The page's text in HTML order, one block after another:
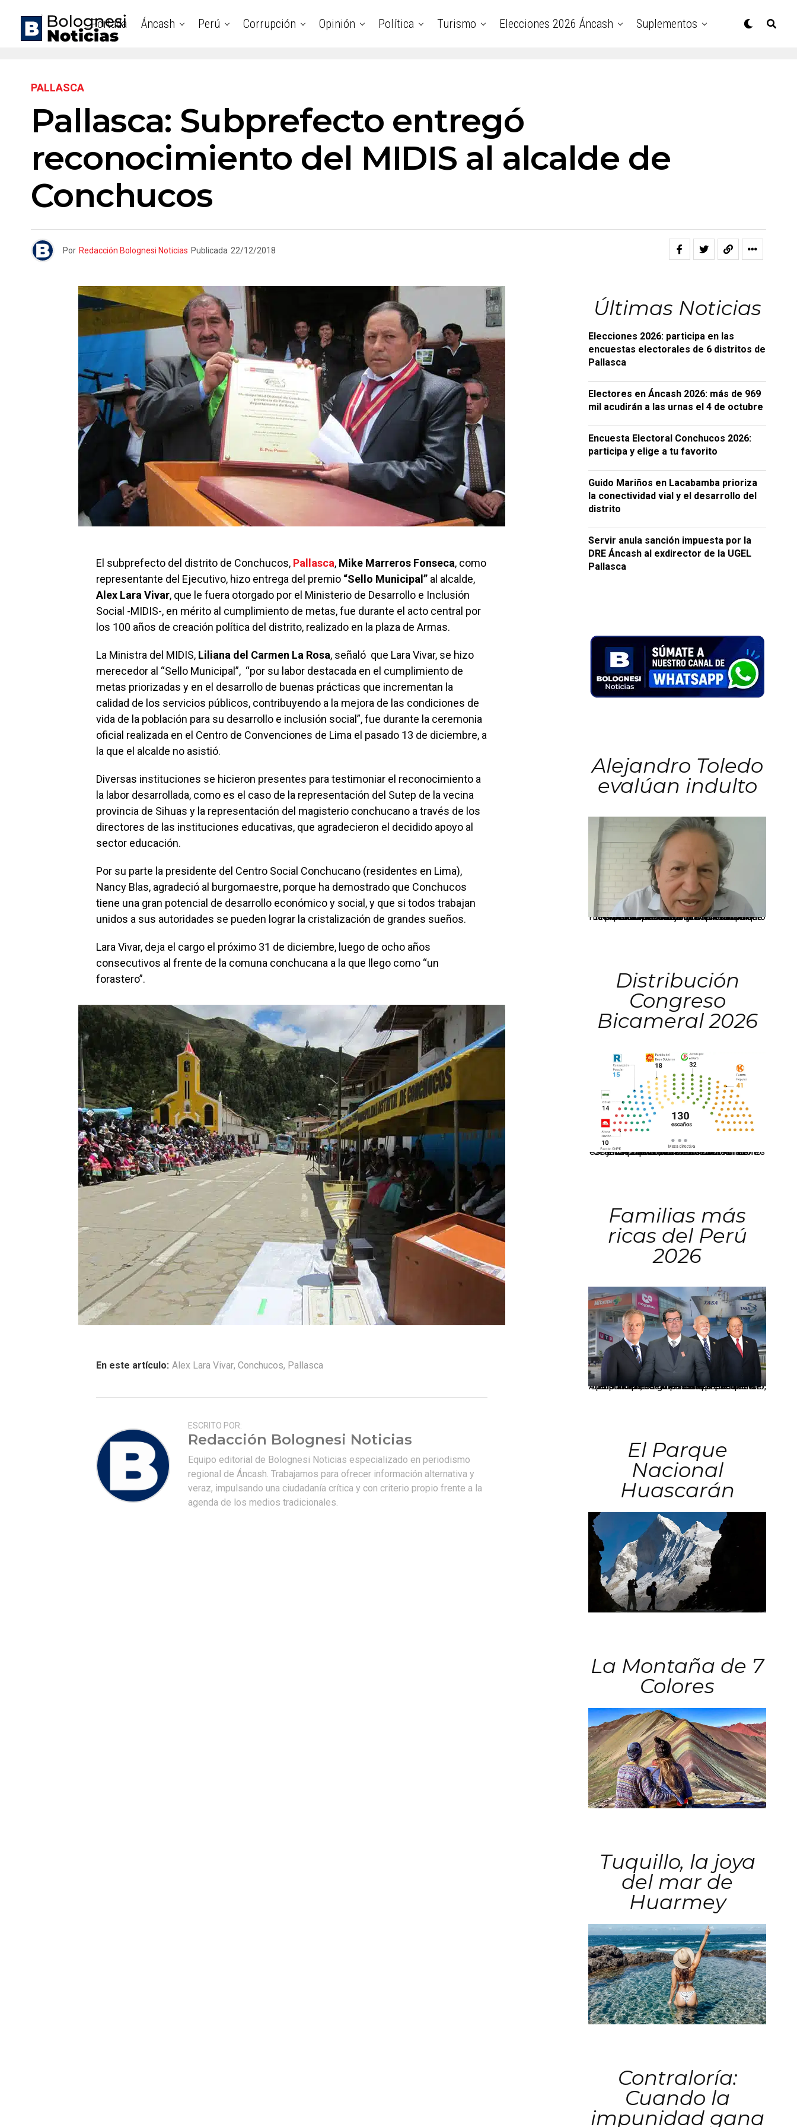
Portada Áncash Perú Corrupción Opinión Política Turismo Elecciones 2026 Áncash Suplementos
PALLASCA
Pallasca: Subprefecto entregó
reconocimiento del MIDIS al alcalde de
Conchucos
Por Redacción Bolognesi Noticias Publicada 22/12/2018
El subprefecto del distrito de Conchucos, Pallasca, Mike Marreros Fonseca, como
representante del Ejecutivo, hizo entrega del premio “Sello Municipal” al alcalde,
Alex Lara Vivar, que le fuera otorgado por el Ministerio de Desarrollo e Inclusión
Social -MIDIS-, en mérito al cumplimiento de metas, fue durante el acto central por
los 100 años de creación política del distrito, realizado en la plaza de Armas.
La Ministra del MIDIS, Liliana del Carmen La Rosa, señaló que Lara Vivar, se hizo
merecedor al “Sello Municipal”, “por su labor destacada en el cumplimiento de
metas priorizadas y en el desarrollo de buenas prácticas que incrementan la
calidad de los servicios públicos, contribuyendo a la mejora de las condiciones de
vida de la población para su desarrollo e inclusión social”, fue durante la ceremonia
oficial realizada en el Centro de Convenciones de Lima el pasado 13 de diciembre, a
la que el alcalde no asistió.
Diversas instituciones se hicieron presentes para testimoniar el reconocimiento a
la labor desarrollada, como es el caso de la representación del Sutep de la vecina
provincia de Sihuas y la representación del magisterio conchucano a través de los
directores de las instituciones educativas, que agradecieron el decidido apoyo al
sector educación.
Por su parte la presidente del Centro Social Conchucano (residentes en Lima),
Nancy Blas, agradeció al burgomaestre, porque ha demostrado que Conchucos
tiene una gran potencial de desarrollo económico y social, y que si todos trabajan
unidos a sus autoridades se pueden lograr la cristalización de grandes sueños.
Lara Vivar, deja el cargo el próximo 31 de diciembre, luego de ocho años
consecutivos al frente de la comuna conchucana a la que llego como “un
forastero”.
En este artículo: Alex Lara Vivar, Conchucos, Pallasca
ESCRITO POR:
Redacción Bolognesi Noticias
Equipo editorial de Bolognesi Noticias especializado en periodismo
regional de Áncash. Trabajamos para ofrecer información alternativa y
veraz, impulsando una ciudadanía crítica y con criterio propio frente a la
agenda de los medios tradicionales.
Últimas Noticias
Elecciones 2026: participa en las
encuestas electorales de 6 distritos de
Pallasca
Electores en Áncash 2026: más de 969
mil acudirán a las urnas el 4 de octubre
Encuesta Electoral Conchucos 2026:
participa y elige a tu favorito
Guido Mariños en Lacabamba prioriza
la conectividad vial y el desarrollo del
distrito
Servir anula sanción impuesta por la
DRE Áncash al exdirector de la UGEL
Pallasca
Alejandro Toledo
evalúan indulto
La presidenta Keiko Fujimori informó que la solicitud de indulto presentada por el expresidente Alejandro Toledo será evaluada por la Comisión de Gracias Presidenciales conforme al procedimiento establecido.
Distribución
Congreso
Bicameral 2026
El JNE oficializó la distribución de escaños para la elección de 60 senadores y 130 diputados en las Elecciones Generales 2026, tras el restablecimiento de la Bicameralidad.
Familias más
ricas del Perú
2026
Los principales grupos empresariales del país mantienen una fuerte presencia en Áncash mediante inversiones en comercio, educación, salud e industria pesquera.
El Parque
Nacional
Huascarán
La Montaña de 7
Colores
Tuquillo, la joya
del mar de
Huarmey
Contraloría:
Cuando la
impunidad gana